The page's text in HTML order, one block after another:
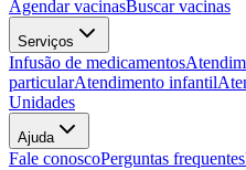
Agendar vacinasBuscar vacinas
Serviços
Infusão de medicamentos
particularAtendimento infantil
Unidades
Ajuda
Fale conoscoPerguntas frequentes